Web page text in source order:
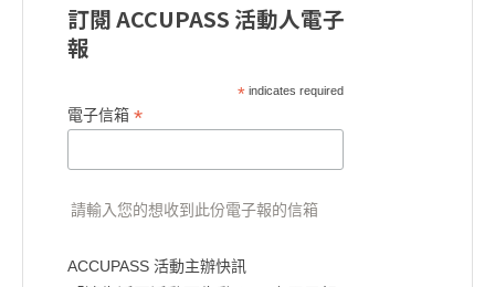
訂閱 ACCUPASS 活動人電子
報
*indicates required
電子信箱 *
請輸入您的想收到此份電子報的信箱
ACCUPASS 活動主辦快訊